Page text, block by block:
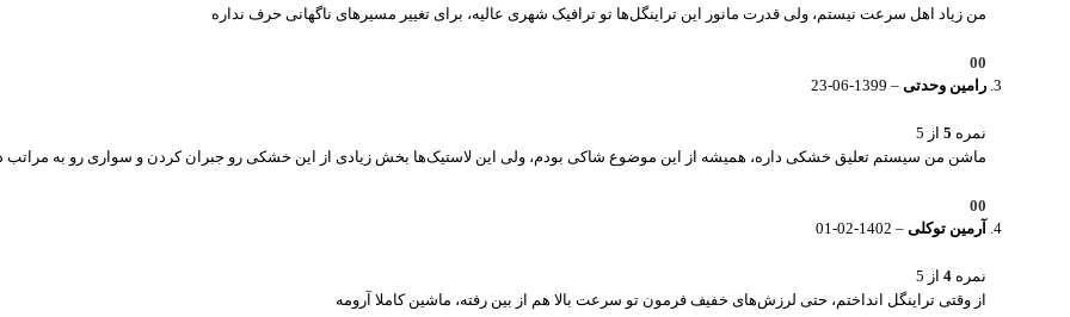
من زیاد اهل سرعت نیستم، ولی قدرت مانور این تراینگل‌ها تو ترافیک شهری عالیه، برای تغییر مسیرهای ناگهانی حرف نداره
0
0
رامین وحدتی –
1399-06-23
نمره 5 از 5
ماشن من سیستم تعلیق خشکی داره، همیشه از این موضوع شاکی بودم، ولی این لاستیک‌ها بخش زیادی از این خشکی رو جبران کردن و سواری رو به مراتب
0
0
آرمین توکلی –
1402-02-01
نمره 4 از 5
از وقتی تراینگل انداختم، حتی لرزش‌های خفیف فرمون تو سرعت بالا هم از بین رفته، ماشین کاملا آرومه